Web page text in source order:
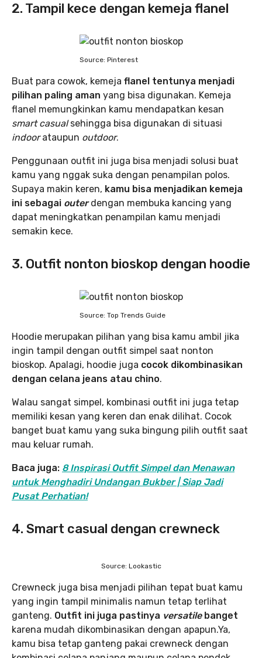
2. Tampil kece dengan kemeja flanel
Source: Pinterest
Buat para cowok, kemeja flanel tentunya menjadi
pilihan paling aman yang bisa digunakan. Kemeja
flanel memungkinkan kamu mendapatkan kesan
smart casualsehingga bisa digunakan di situasi
indoorataupun outdoor.
Penggunaan outfit ini juga bisa menjadi solusi buat
kamu yang nggak suka dengan penampilan polos.
Supaya makin keren, kamu bisa menjadikan kemeja
ini sebagai outer dengan membuka kancing yang
dapat meningkatkan penampilan kamu menjadi
semakin kece.
3. Outfit nonton bioskop dengan hoodie
Source: Top Trends Guide
Hoodie merupakan pilihan yang bisa kamu ambil jika
ingin tampil dengan outfit simpel saat nonton
bioskop. Apalagi, hoodie juga cocok dikombinasikan
dengan celana jeans atau chino.
Walau sangat simpel, kombinasi outfit ini juga tetap
memiliki kesan yang keren dan enak dilihat. Cocok
banget buat kamu yang suka bingung pilih outfit saat
mau keluar rumah.
Baca juga: 8 Inspirasi Outfit Simpel dan Menawan
untuk Menghadiri Undangan Bukber | Siap Jadi
Pusat Perhatian!
4. Smart casual dengan crewneck
Source: Lookastic
Crewneck juga bisa menjadi pilihan tepat buat kamu
yang ingin tampil minimalis namun tetap terlihat
ganteng. Outfit ini juga pastinya versatile banget
karena mudah dikombinasikan dengan apapun.Ya,
kamu bisa tetap ganteng pakai crewneck dengan